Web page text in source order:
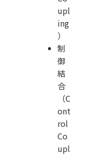
upl
ing
）
制
御
結
合
（C
ont
rol
Co
upl